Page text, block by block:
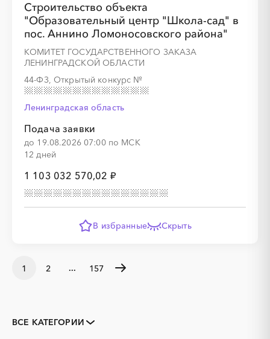
Строительство объекта
"Образовательный центр "Школа-сад" в
пос. Аннино Ломоносовского района"
КОМИТЕТ ГОСУДАРСТВЕННОГО ЗАКАЗА
ЛЕНИНГРАДСКОЙ ОБЛАСТИ
44-ФЗ, Открытый конкурс №
Ленинградская область
Подача заявки
до 19.08.2026 07:00 по МСК
12 дней
1 103 032 570,02 ₽
В избранные Скрыть
1 2 ... 157
ВСЕ КАТЕГОРИИ